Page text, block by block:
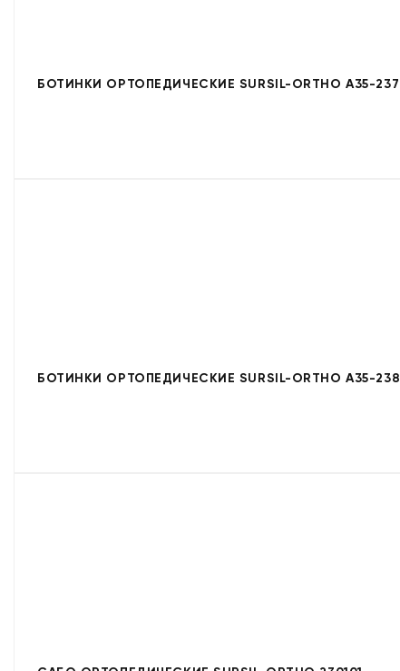
БОТИНКИ ОРТОПЕДИЧЕСКИЕ SURSIL-ORTHO A35-237
БОТИНКИ ОРТОПЕДИЧЕСКИЕ SURSIL-ORTHO A35-238